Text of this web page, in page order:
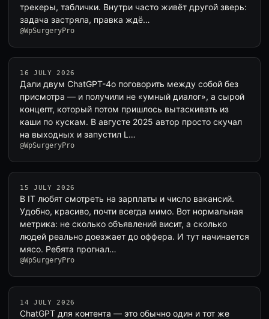
трекеры, таблички. Внутри часто живёт другой зверь:
задача застряла, правка ждё…
@WpSurgeryPro
16 JULY 2026
Дали двум ChatGPT-4o поговорить между собой без
присмотра — и получили не «умный диалог», а сырой
концепт, который потом пришлось вытаскивать из
каши по кускам. В августе 2025 автор просто скучал
на выходных и запустил L…
@WpSurgeryPro
15 JULY 2026
В IT любят смотреть на зарплаты и число вакансий.
Удобно, красиво, почти всегда мимо. Вот нормальная
метрика: не сколько объявлений висит, а сколько
людей реально доезжает до оффера. И тут начинается
мясо. Ребята прогнал…
@WpSurgeryPro
14 JULY 2026
ChatGPT для контента — это обычно один и тот же